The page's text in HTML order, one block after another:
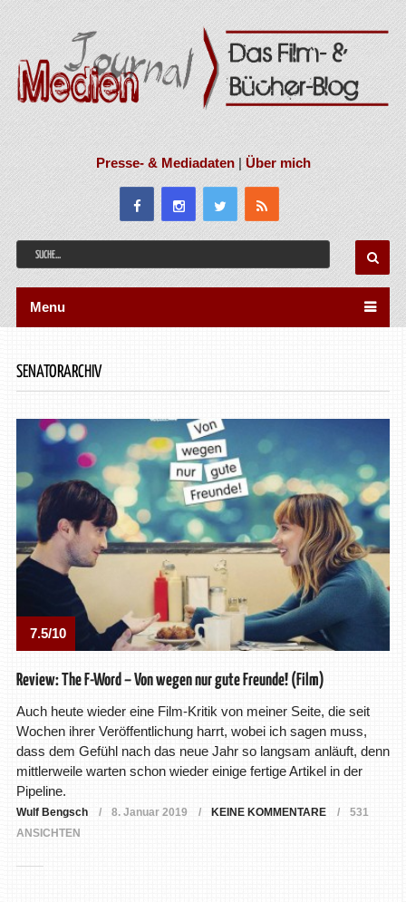
Presse- & Mediadaten|Über mich
Menu
SENATORARCHIV
7.5/10
Review: The F-Word – Von wegen nur gute Freunde! (Film)
Auch heute wieder eine Film-Kritik von meiner Seite, die seit
Wochen ihrer Veröffentlichung harrt, wobei ich sagen muss,
dass dem Gefühl nach das neue Jahr so langsam anläuft, denn
mittlerweile warten schon wieder einige fertige Artikel in der
Pipeline.
Wulf Bengsch 8. Januar 2019 KEINE KOMMENTARE
531
ANSICHTEN